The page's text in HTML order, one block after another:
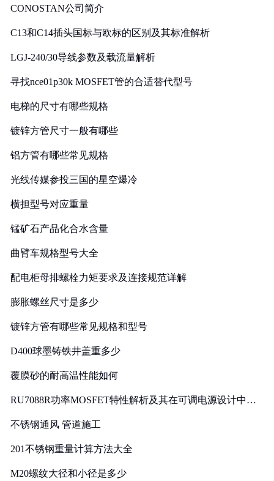
CONOSTAN公司简介
C13和C14插头国标与欧标的区别及其标准解析
LGJ-240/30导线参数及载流量解析
寻找nce01p30k MOSFET管的合适替代型号
电梯的尺寸有哪些规格
镀锌方管尺寸一般有哪些
铝方管有哪些常见规格
光线传媒参投三国的星空爆冷
横担型号对应重量
锰矿石产品化合水含量
曲臂车规格型号大全
配电柜母排螺栓力矩要求及连接规范详解
膨胀螺丝尺寸是多少
镀锌方管有哪些常见规格和型号
D400球墨铸铁井盖重多少
覆膜砂的耐高温性能如何
RU7088R功率MOSFET特性解析及其在可调电源设计中的
不锈钢通风 管道施工
201不锈钢重量计算方法大全
M20螺纹大径和小径是多少